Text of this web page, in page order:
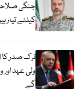
جنگی
کیلئے تیار
ترک صدر کا
ولی عہد
گے